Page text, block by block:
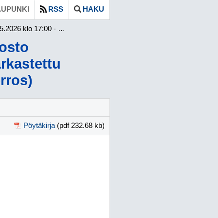
RSS HAKU
17:00 - 17:37 ⁄ Tarkastettu
Pöytäkirja (pdf 232.68 kb)